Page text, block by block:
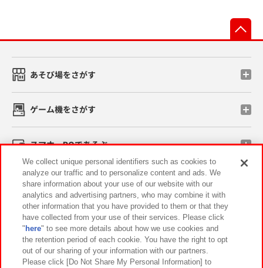
あそび場をさがす
ゲーム機をさがす
スマホ・PCであそぶ
イベント・キャンペーン
関連会社 サステナビリティ サイトポリシー
プライバシーポリシー ウェブアクセシビリティ方針と検証結果
We collect unique personal identifiers such as cookies to
analyze our traffic and to personalize content and ads. We
share information about your use of our website with our
analytics and advertising partners, who may combine it with
other information that you have provided to them or that they
have collected from your use of their services. Please click
" here" to see more details about how we use cookies and
the retention period of each cookie. You have the right to opt
out of our sharing of your information with our partners.
Please click [Do Not Share My Personal Information] to